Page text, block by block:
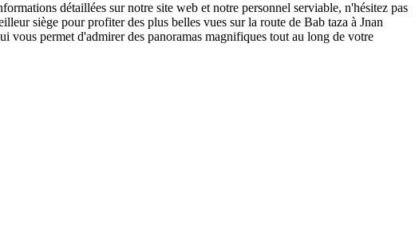
détaillées sur notre site web et notre personnel serviable, n'hésitez pas
siège pour profiter des plus belles vues sur la route de Bab taza à Jnan
vous permet d'admirer des panoramas magnifiques tout au long de votre